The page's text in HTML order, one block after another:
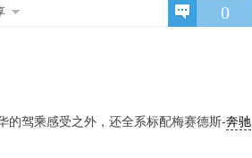
0
的驾乘感受之外，还全系标配梅赛德斯-奔驰